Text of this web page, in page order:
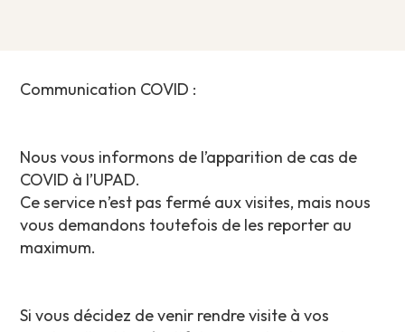
Communication COVID :
Nous vous informons de l’apparition de cas de
COVID à l’UPAD.
Ce service n’est pas fermé aux visites, mais nous
vous demandons toutefois de les reporter au
maximum.
Si vous décidez de venir rendre visite à vos